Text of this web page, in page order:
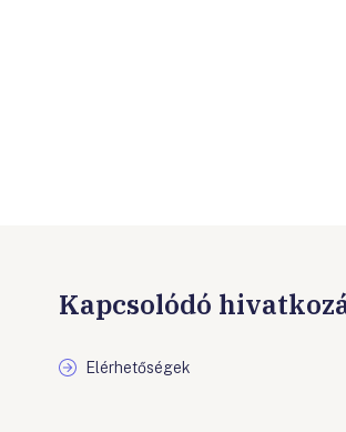
Kapcsolódó
Elérhetőségek